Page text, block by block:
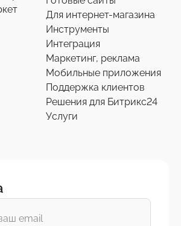
Для интернет-магазина
Инструменты
Интеграция
Маркетинг, реклама
Мобильные приложения
Поддержка клиентов
Решения для Битрикс24
Услуги